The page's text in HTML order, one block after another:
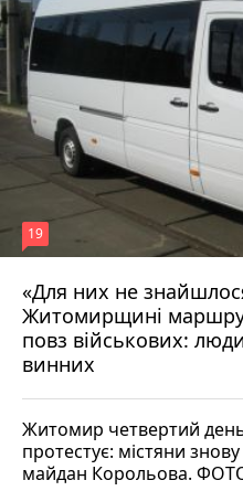
«Для них не
Житомирщині
повз військових:
винних
19
17 липня 2026 р.
Житомир четвертий
протестує: містяни
майдан Корольова.